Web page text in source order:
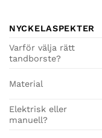
NYCKELASPEKTER
Varför välja rätt
tandborste?
Material
Elektrisk eller
manuell?